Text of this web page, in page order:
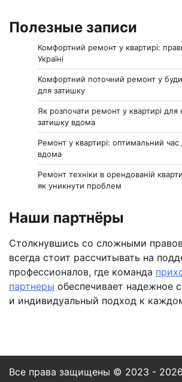
Полезные записи
Комфортний ремонт у квартирі:
Україні
Комфортний поточний ремонт у
для затишку
Як розпочати ремонт у квартирі для
затишку вдома
Ремонт у квартирі: оптимальний
вдома
Ремонт техніки в орендованій
як уникнути проблем
Наши партнёры
Столкнувшись со сложными
всегда стоит рассчитывать на
профессионалов, где команда
партнеры обеспечивает надежное
и индивидуальный подход к
Все права защищены © 2023 -